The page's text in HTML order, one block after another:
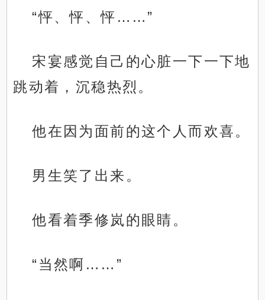
“怦、怦、怦……”
宋宴感觉自己的心脏一下一下地
跳动着，沉稳热烈。
他在因为面前的这个人而欢喜。
男生笑了出来。
他看着季修岚的眼睛。
“当然啊……”